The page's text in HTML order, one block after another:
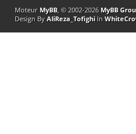
Moteur MyBB, © 2002-2026 MyBB
Design By AliReza_TofighiIn